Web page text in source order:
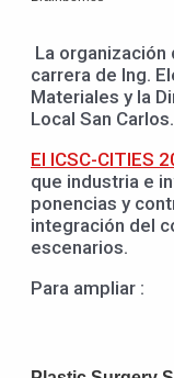
La
carrera de Ing.
Materiales y la
Local San Carlos.
El ICSC-CITIES
que industria e
ponencias y
integración del
escenarios.
Para ampliar :